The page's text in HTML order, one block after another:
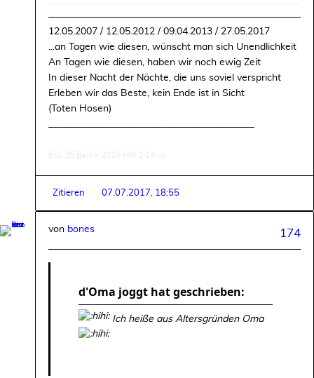
12.05.2007 / 12.05.2012 / 09.04.2013 / 27.05.2017
...an Tagen wie diesen, wünscht man sich Unendlichkeit
An Tagen wie diesen, haben wir noch ewig Zeit
In dieser Nacht der Nächte, die uns soviel verspricht
Erleben wir das Beste, kein Ende ist in Sicht
(Toten Hosen)
BIG 25 Berlin 2015 HM 2:14:xx
Zitieren 07.07.2017, 18:55
174
von bones
d'Oma joggt hat geschrieben:
Ich heiße aus Altersgründen Oma